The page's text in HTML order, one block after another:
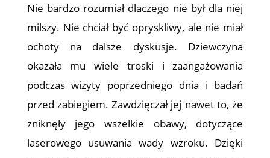
Nie bardzo rozumiał dlaczego nie był dla niej
milszy. Nie chciał być opryskliwy, ale nie miał
ochoty na dalsze dyskusje. Dziewczyna
okazała mu wiele troski i zaangażowania
podczas wizyty poprzedniego dnia i badań
przed zabiegiem. Zawdzięczał jej nawet to, że
zniknęły jego wszelkie obawy, dotyczące
laserowego usuwania wady wzroku. Dzięki